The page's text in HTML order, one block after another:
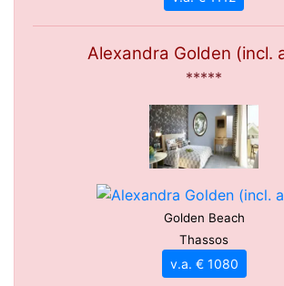
Alexandra Golden (incl.
*****
Golden Beach
Thassos
v.a. € 1080